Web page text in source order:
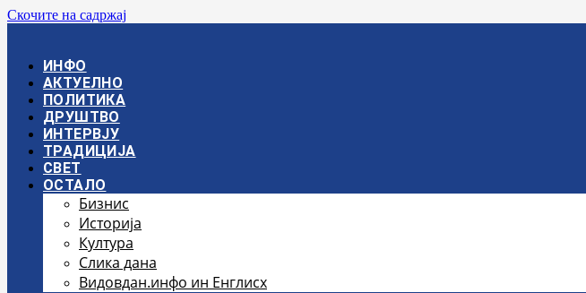
Скочите на садржај
ИНФО
АКТУЕЛНО
ПОЛИТИКА
ДРУШТВО
ИНТЕРВЈУ
ТРАДИЦИЈА
СВЕТ
ОСТАЛО
Бизнис
Историја
Култура
Слика дана
Видовдан.инфо ин Енглисх